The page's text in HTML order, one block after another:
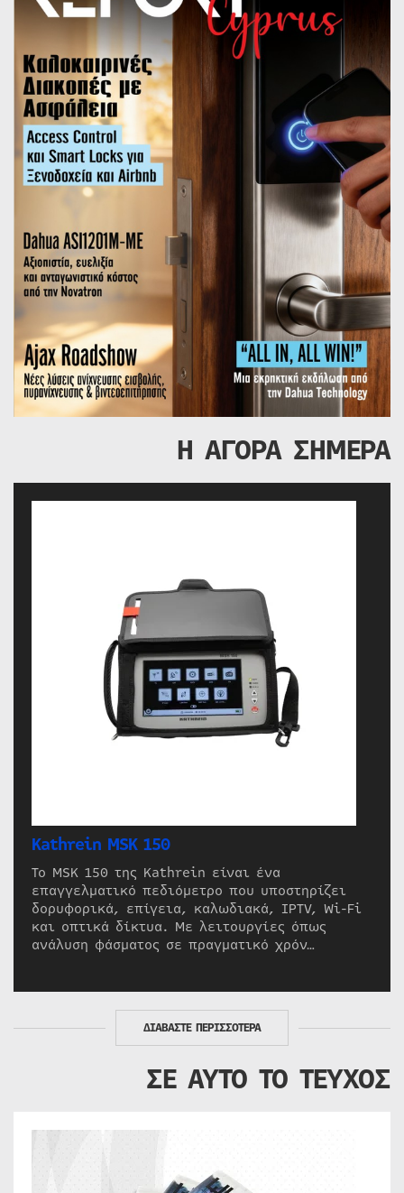
Η ΑΓΟΡΑ ΣΗΜΕΡΑ
Kathrein MSK 150
Το MSK 150 της Kathrein είναι ένα
επαγγελματικό πεδιόμετρο που υποστηρίζει
δορυφορικά, επίγεια, καλωδιακά, IPTV, Wi-Fi
και οπτικά δίκτυα. Με λειτουργίες όπως
ανάλυση φάσματος σε πραγματικό χρόν…
ΔΙΑΒΑΣΤΕ ΠΕΡΙΣΣΟΤΕΡΑ
ΣΕ ΑΥΤΟ ΤΟ ΤΕΥΧΟΣ